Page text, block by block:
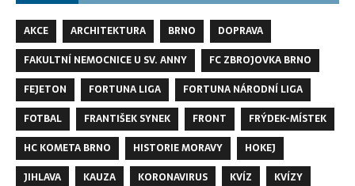
AKCE ARCHITEKTURA BRNO
DOPRAVA
FAKULTNÍ NEMOCNICE U SV. ANNY
FC ZBROJOVKA BRNO
FEJETON
FORTUNA LIGA
FORTUNA NÁRODNÍ LIGA
FOTBAL
FRANTIŠEK SYNEK FRONT
FRÝDEK-MÍSTEK
HC KOMETA BRNO
HISTORIE MORAVY
HOKEJ
JIHLAVA
KAUZA KORONAVIRUS KVÍZ
KVÍZY